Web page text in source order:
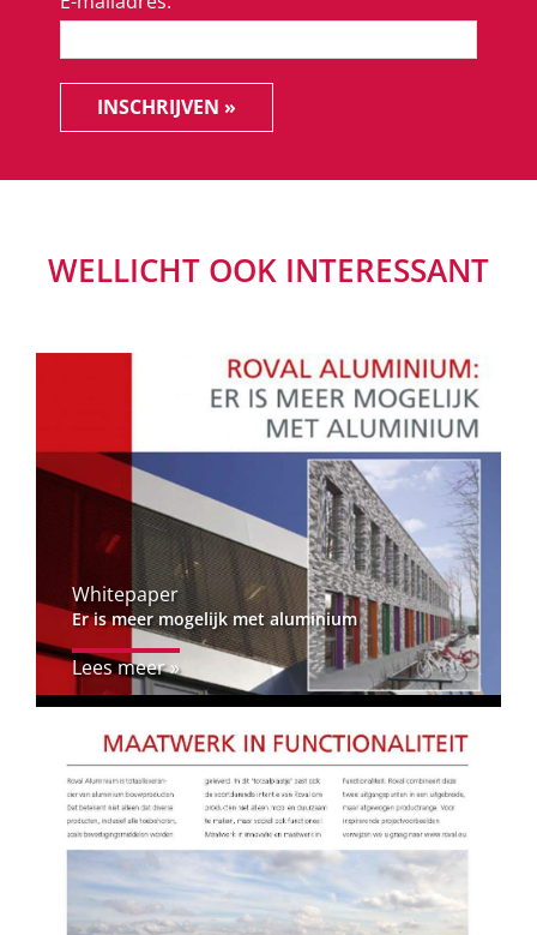
INSCHRIJVEN »
WELLICHT OOK INTERESSANT
Whitepaper
Er is meer mogelijk met aluminium
Lees meer »